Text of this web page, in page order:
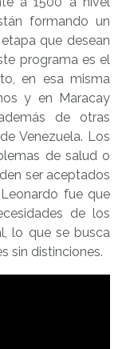
formando un
que desean
programa es el
en esa misma
y en Maracay
de otras
Venezuela. Los
de salud o
ser aceptados
fue que
de los
lo que se busca
sin distinciones.